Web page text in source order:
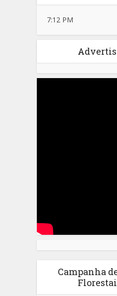
7:12 PM
Campanha